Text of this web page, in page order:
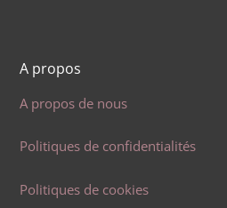
A propos
A propos de nous
Politiques de confidentialités
Politiques de cookies